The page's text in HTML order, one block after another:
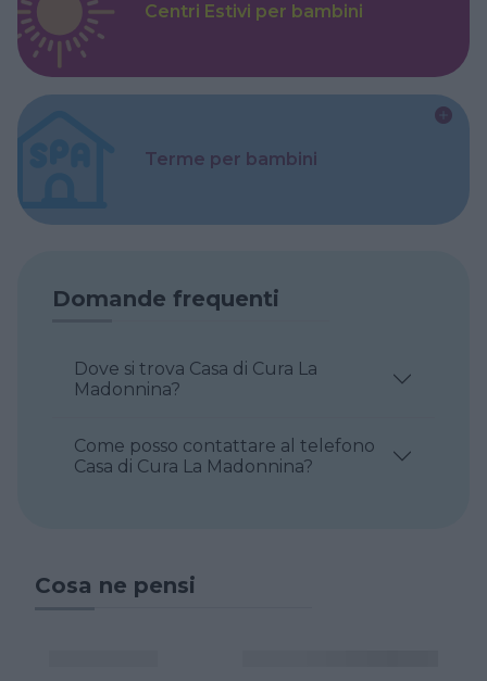
Centri Estivi per bambini
Terme per bambini
Domande frequenti
Dove si trova Casa di Cura La
Madonnina?
Come posso contattare al telefono
Casa di Cura La Madonnina?
Cosa ne pensi